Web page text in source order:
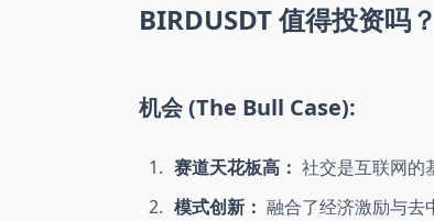
BIRDUSDT 值得投资吗
机会 (The Bull Case):
赛道天花板高： 社交是互联网的
模式创新： 融合了经济激励与去